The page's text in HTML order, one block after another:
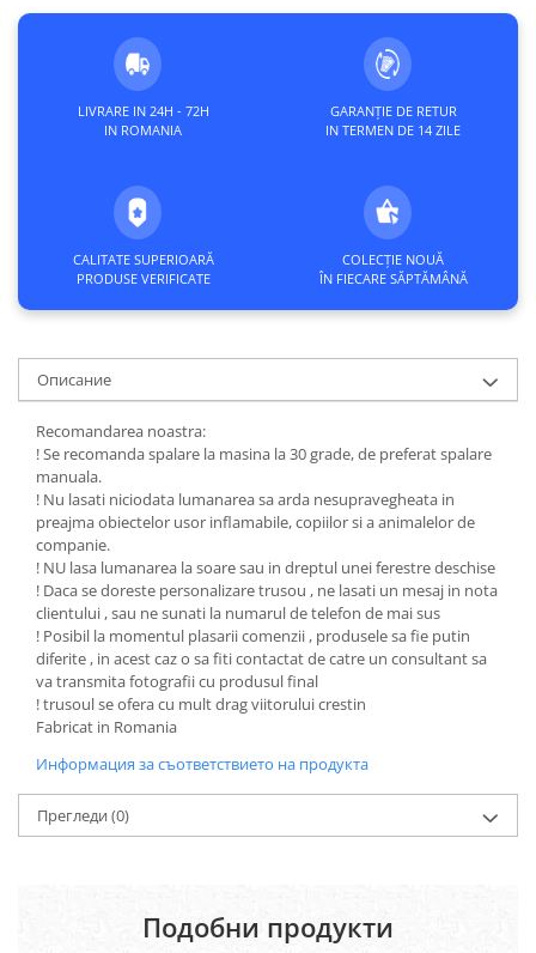
LIVRARE IN 24H - 72H
IN ROMANIA
GARANȚIE DE RETUR
IN TERMEN DE 14 ZILE
CALITATE SUPERIOARĂ
PRODUSE VERIFICATE
COLECȚIE NOUĂ
ÎN FIECARE SĂPTĂMÂNĂ
Описание
Recomandarea noastra:
! Se recomanda spalare la masina la 30 grade, de preferat spalare
manuala.
! Nu lasati niciodata lumanarea sa arda nesupravegheata in
preajma obiectelor usor inflamabile, copiilor si a animalelor de
companie.
! NU lasa lumanarea la soare sau in dreptul unei ferestre deschise
! Daca se doreste personalizare trusou , ne lasati un mesaj in nota
clientului , sau ne sunati la numarul de telefon de mai sus
! Posibil la momentul plasarii comenzii , produsele sa fie putin
diferite , in acest caz o sa fiti contactat de catre un consultant sa
va transmita fotografii cu produsul final
! trusoul se ofera cu mult drag viitorului crestin
Fabricat in Romania
Информация за съответствието на продукта
Прегледи (0)
Подобни продукти